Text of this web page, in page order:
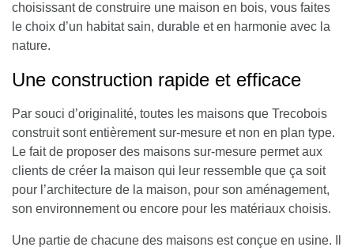
choisissant de construire une maison en bois, vous faites
le choix d’un habitat sain, durable et en harmonie avec la
nature.
Une construction rapide et efficace
Par souci d’originalité, toutes les maisons que Trecobois
construit sont entièrement sur-mesure et non en plan type.
Le fait de proposer des maisons sur-mesure permet aux
clients de créer la maison qui leur ressemble que ça soit
pour l’architecture de la maison, pour son aménagement,
son environnement ou encore pour les matériaux choisis.
Une partie de chacune des maisons est conçue en usine. Il